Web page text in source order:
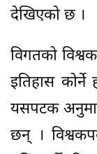
देखिएको छ ।
विगतको
इतिहास
यसपटक
छन् ।